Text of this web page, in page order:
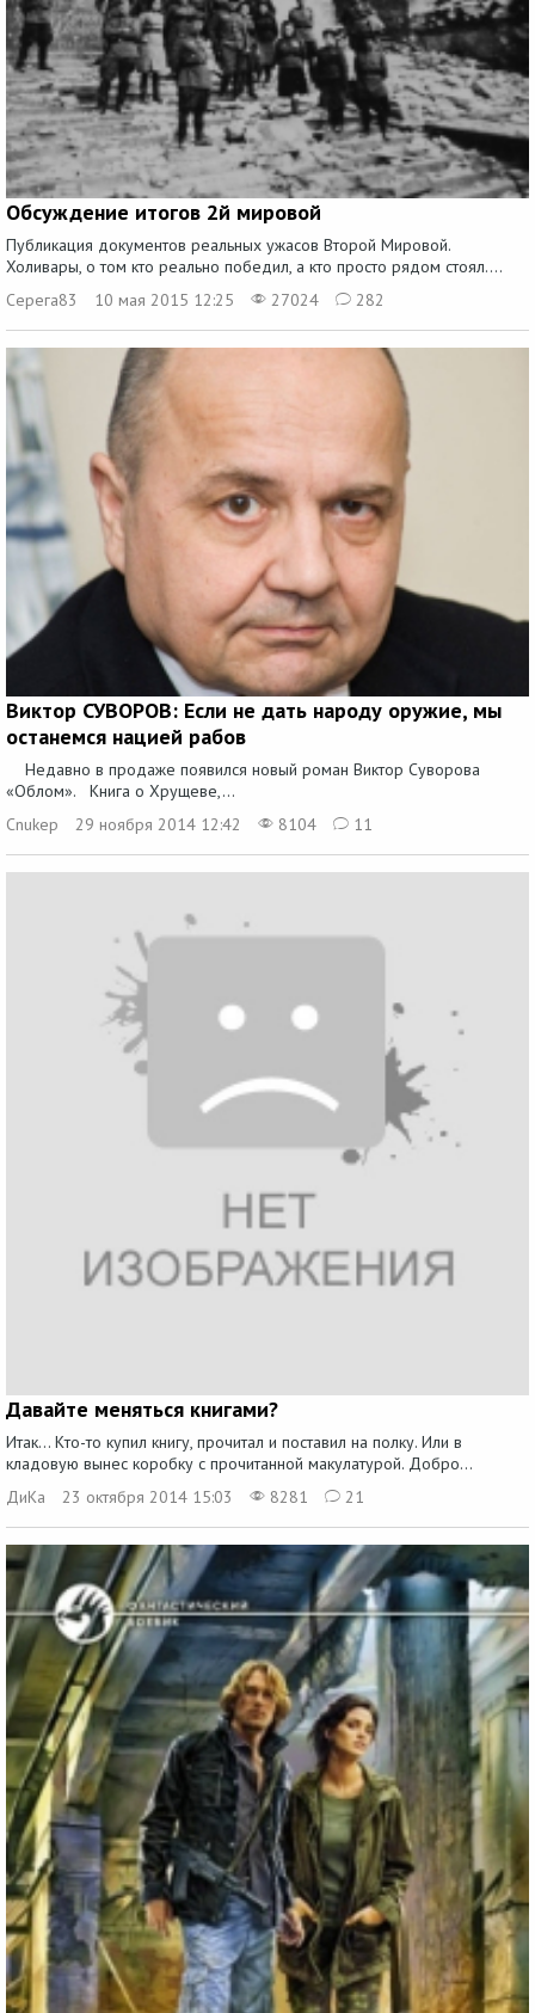
Обсуждение итогов 2й мировой
Публикация документов реальных ужасов Второй Мировой.
Холивары, о том кто реально победил, а кто просто рядом стоял....
Серега83
10 мая 2015 12:25 27024 282
Виктор СУВОРОВ: Если не дать народу оружие, мы
останемся нацией рабов
Недавно в продаже появился новый роман Виктор Суворова
«Облом». Книга о Хрущеве,...
Cnukep
29 ноября 2014 12:42 8104 11
Давайте меняться книгами?
Итак... Кто-то купил книгу, прочитал и поставил на полку. Или в
кладовую вынес коробку с прочитанной макулатурой. Добро...
ДиКа
23 октября 2014 15:03 8281 21